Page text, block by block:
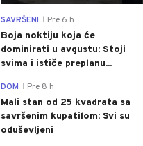
SAVRŠENI Pre 6 h
Boja noktiju koja će
dominirati u avgustu: Stoji
svima i ističe preplanu...
DOM Pre 8 h
Mali stan od 25 kvadrata sa
savršenim kupatilom: Svi su
oduševljeni